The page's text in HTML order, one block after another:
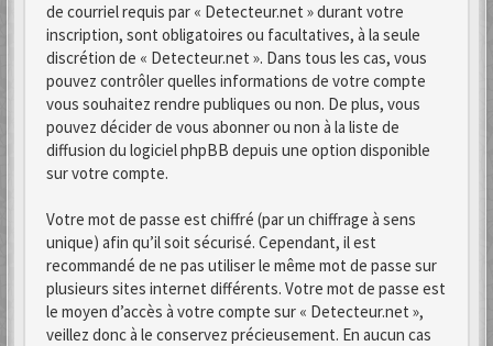
de courriel requis par « Detecteur.net » durant votre
inscription, sont obligatoires ou facultatives, à la seule
discrétion de « Detecteur.net ». Dans tous les cas, vous
pouvez contrôler quelles informations de votre compte
vous souhaitez rendre publiques ou non. De plus, vous
pouvez décider de vous abonner ou non à la liste de
diffusion du logiciel phpBB depuis une option disponible
sur votre compte.
Votre mot de passe est chiffré (par un chiffrage à sens
unique) afin qu’il soit sécurisé. Cependant, il est
recommandé de ne pas utiliser le même mot de passe sur
plusieurs sites internet différents. Votre mot de passe est
le moyen d’accès à votre compte sur « Detecteur.net »,
veillez donc à le conservez précieusement. En aucun cas